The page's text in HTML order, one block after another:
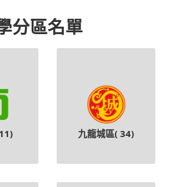
分區名單
11) 九龍城區( 34)